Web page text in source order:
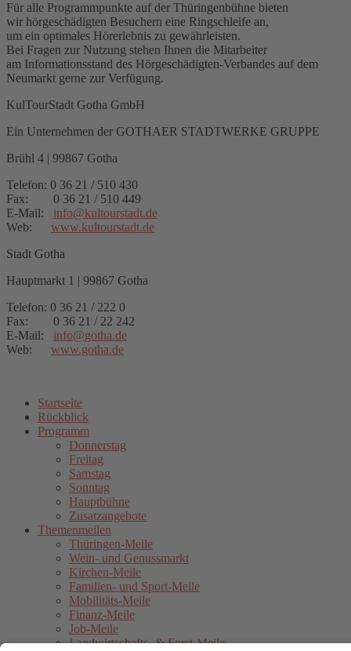
Für alle Programmpunkte auf der Thüringenbühne bieten
wir hörgeschädigten Besuchern eine Ringschleife an,
um ein optimales Hörerlebnis zu gewährleisten.
Bei Fragen zur Nutzung stehen Ihnen die Mitarbeiter
am Informationsstand des Hörgeschädigten-Verbandes auf dem
Neumarkt gerne zur Verfügung.
KulTourStadt Gotha GmbH
Ein Unternehmen der GOTHAER STADTWERKE GRUPPE
Brühl 4 | 99867 Gotha
Telefon: 0 36 21 / 510 430
Fax: 0 36 21 / 510 449
E-Mail: info@kultourstadt.de
Web: www.kultourstadt.de
Stadt Gotha
Hauptmarkt 1 | 99867 Gotha
Telefon: 0 36 21 / 222 0
Fax: 0 36 21 / 22 242
E-Mail: info@gotha.de
Web: www.gotha.de
Startseite
Rückblick
Programm
Donnerstag
Freitag
Samstag
Sonntag
Hauptbühne
Zusatzangebote
Themenmeilen
Thüringen-Meile
Wein- und Genussmarkt
Kirchen-Meile
Familien- und Sport-Meile
Mobilitäts-Meile
Finanz-Meile
Job-Meile
Landwirtschafts- & Forst-Meile